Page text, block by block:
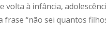
volta à infância,
frase “não sei quantos